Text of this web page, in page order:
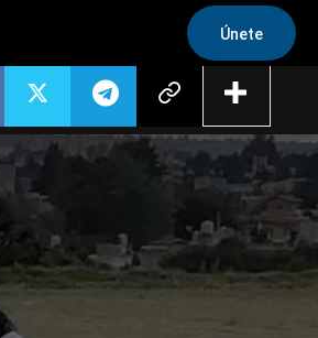
Únete